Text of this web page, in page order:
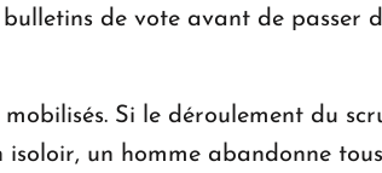
de vote avant de passer
Si le déroulement du
un homme abandonne